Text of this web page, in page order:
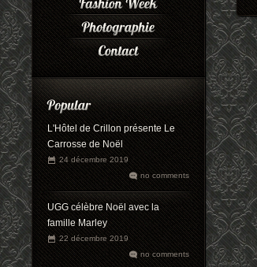
L'Hôtel de Crillon présente Le
Carrosse de Noël
24 décembre 2019
no comments
UGG célèbre Noël avec la
famille Marley
22 décembre 2019
no comments